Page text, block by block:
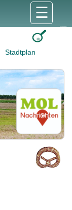
Stadtplan
☰